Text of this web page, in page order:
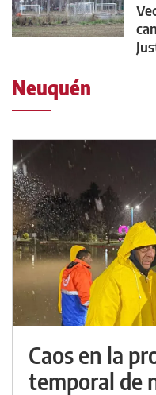
Neuquén
Caos en la
temporal de